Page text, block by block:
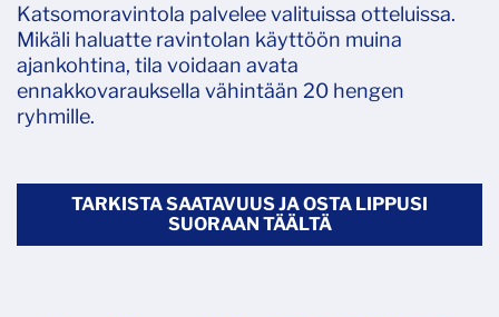
Katsomoravintola palvelee valituissa otteluissa.
Mikäli haluatte ravintolan käyttöön muina
ajankohtina, tila voidaan avata
ennakkovarauksella vähintään 20 hengen
ryhmille.
TARKISTA SAATAVUUS JA OSTA LIPPUSI
SUORAAN TÄÄLTÄ